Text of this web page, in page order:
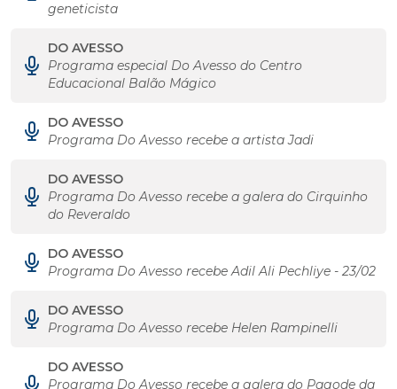
geneticista
DO AVESSO
Programa especial Do Avesso do Centro
Educacional Balão Mágico
DO AVESSO
Programa Do Avesso recebe a artista Jadi
DO AVESSO
Programa Do Avesso recebe a galera do Cirquinho
do Reveraldo
DO AVESSO
Programa Do Avesso recebe Adil Ali Pechliye - 23/02
DO AVESSO
Programa Do Avesso recebe Helen Rampinelli
DO AVESSO
Programa Do Avesso recebe a galera do Pagode da